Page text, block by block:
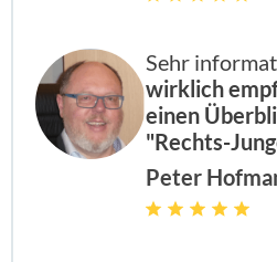
Sehr
wirklich
einen
"Rechts-
Peter